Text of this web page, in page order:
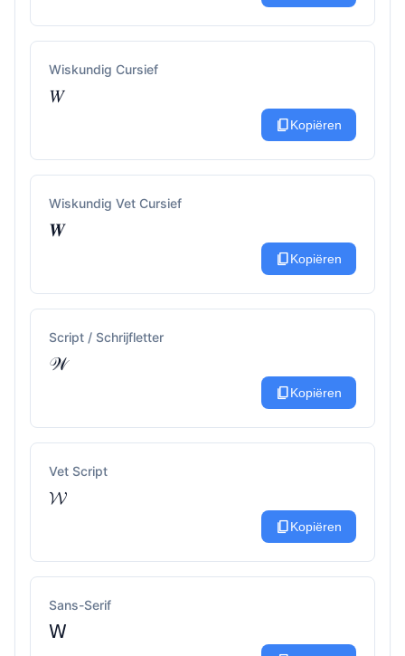
Wiskundig Cursief
𝑊
content_copyKopiëren
Wiskundig Vet Cursief
𝑾
content_copyKopiëren
Script / Schrijfletter
𝒲
content_copyKopiëren
Vet Script
𝓦
content_copyKopiëren
Sans-Serif
𝖶